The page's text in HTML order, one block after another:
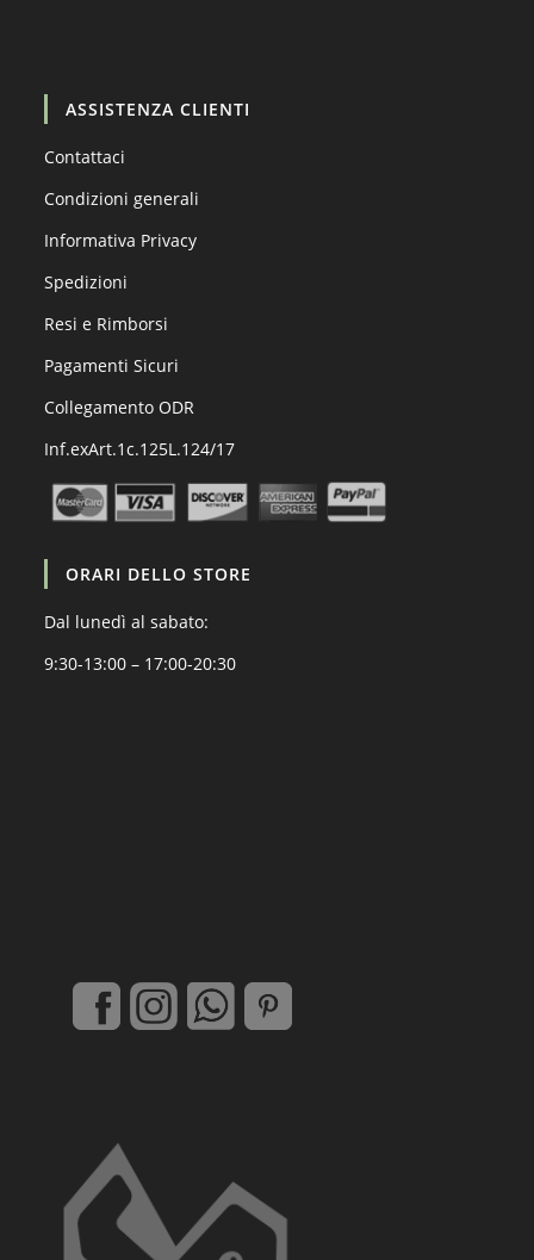
ASSISTENZA CLIENTI
Contattaci
Condizioni generali
Informativa Privacy
Spedizioni
Resi e Rimborsi
Pagamenti Sicuri
Collegamento ODR
Inf.exArt.1c.125L.124/17
ORARI DELLO STORE
Dal lunedì al sabato:
9:30-13:00 – 17:00-20:30